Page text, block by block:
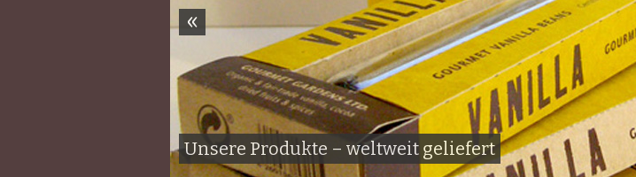
Unsere Produkte – weltweit geliefert
«